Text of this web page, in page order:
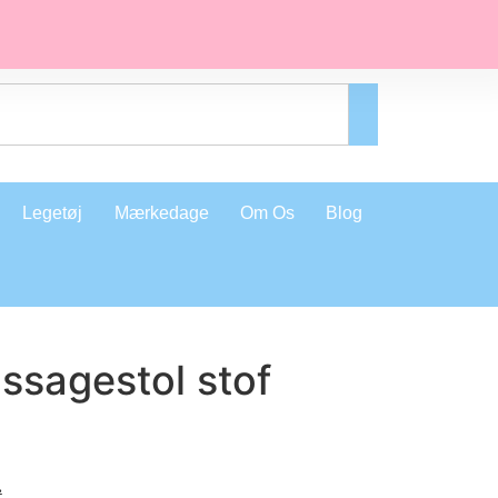
Legetøj Mærkedage Om Os Blog
stof